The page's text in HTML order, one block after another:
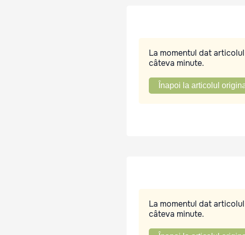
La momentul dat
câteva minute.
Înapoi la articolul
La momentul dat
câteva minute.